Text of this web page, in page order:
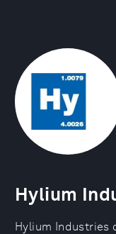
Hylium
Hylium Industries